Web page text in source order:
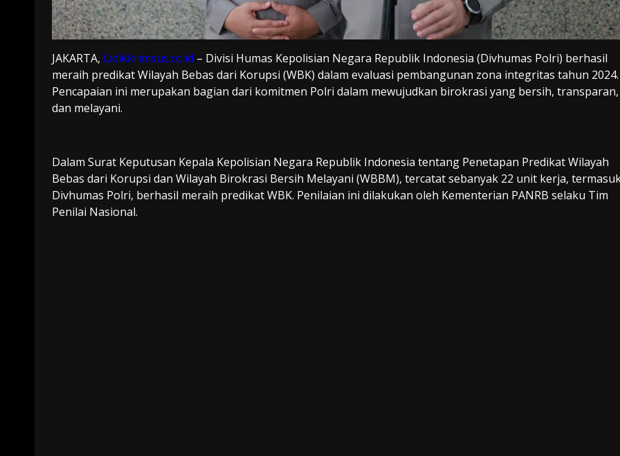
JAKARTA, Lidikkrimsus.co.id – Divisi Humas Kepolisian Negara Republik Indonesia (Divhumas Polri) berhasil
meraih predikat Wilayah Bebas dari Korupsi (WBK) dalam evaluasi pembangunan zona integritas tahun 2024.
Pencapaian ini merupakan bagian dari komitmen Polri dalam mewujudkan birokrasi yang bersih, transparan,
dan melayani.
Dalam Surat Keputusan Kepala Kepolisian Negara Republik Indonesia tentang Penetapan Predikat Wilayah
Bebas dari Korupsi dan Wilayah Birokrasi Bersih Melayani (WBBM), tercatat sebanyak 22 unit kerja,
Divhumas Polri, berhasil meraih predikat WBK. Penilaian ini dilakukan oleh Kementerian PANRB selaku Tim
Penilai Nasional.